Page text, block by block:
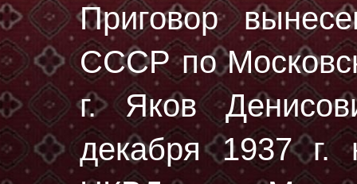
Приговор
СССР по
г. Яков
декaбря 1937 г.